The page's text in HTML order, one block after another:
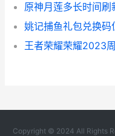
原神月莲多长时间
姚记捕鱼礼包兑换
Copyright © 2024 All Rights